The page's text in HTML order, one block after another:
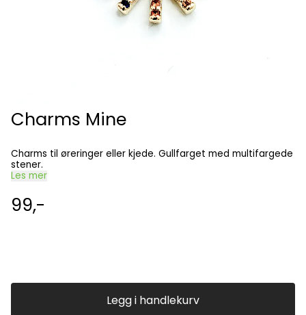
Charms Mine
Charms til øreringer eller kjede. Gullfarget med multifargede
stener.
Les mer
99,-
Legg i handlekurv